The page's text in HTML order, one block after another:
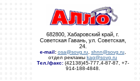
682800, Хабаровский край, г.
Советская Гавань, ул. Советская,
24.
e-mail: osa@sovg.ru shnn@sovg.ru
отдел рекламы kag@sovg.ru
Тел./факс:(42138)45-777,4-87-87, +7-
914-188-4848.